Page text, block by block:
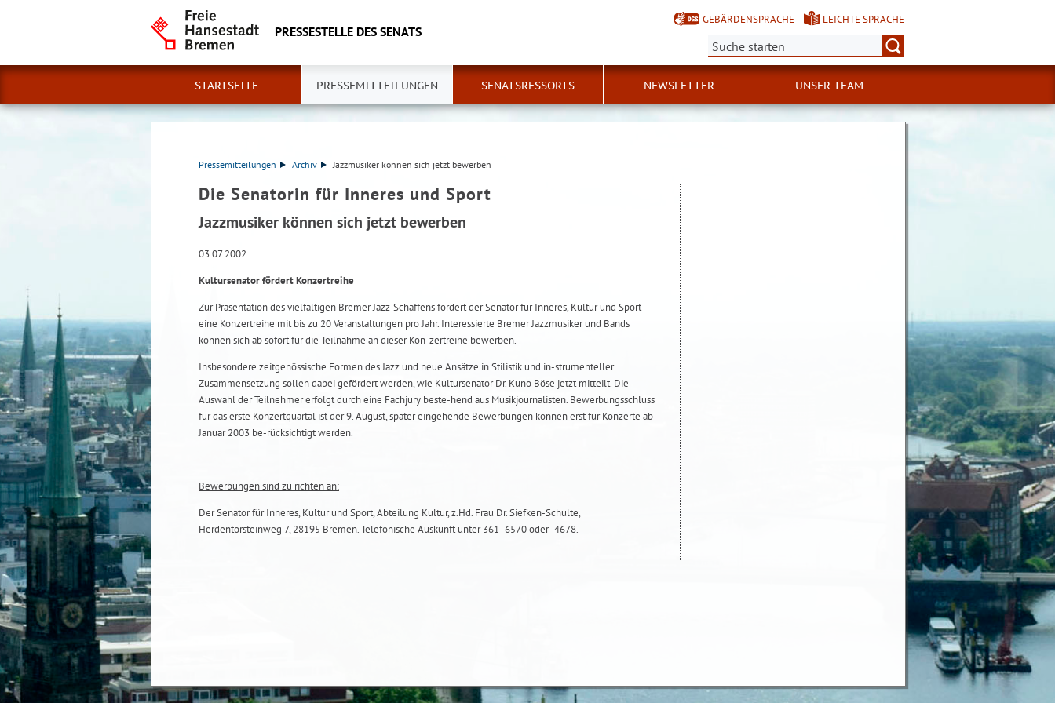
PRESSESTELLE DES SENATS
GEBÄRDENSPRACHE
LEICHTE SPRACHE
Suche:
STARTSEITE PRESSEMITTEILUNGEN SENATSRESSORTS NEWSLETTER UNSER TEAM
Pressemitteilungen Archiv Jazzmusiker können sich jetzt bewerben
Die Senatorin für Inneres und Sport
Jazzmusiker können sich jetzt bewerben
03.07.2002
Kultursenator fördert Konzertreihe
Zur Präsentation des vielfältigen Bremer Jazz-Schaffens fördert der Senator für Inneres, Kultur und Sport
eine Konzertreihe mit bis zu 20 Veranstaltungen pro Jahr. Interessierte Bremer Jazzmusiker und Bands
können sich ab sofort für die Teilnahme an dieser Kon-zertreihe bewerben.
Insbesondere zeitgenössische Formen des Jazz und neue Ansätze in Stilistik und in-strumenteller
Zusammensetzung sollen dabei gefördert werden, wie Kultursenator Dr. Kuno Böse jetzt mitteilt. Die
Auswahl der Teilnehmer erfolgt durch eine Fachjury beste-hend aus Musikjournalisten. Bewerbungsschluss
für das erste Konzertquartal ist der 9. August, später eingehende Bewerbungen können erst für Konzerte ab
Januar 2003 be-rücksichtigt werden.
Bewerbungen sind zu richten an:
Der Senator für Inneres, Kultur und Sport, Abteilung Kultur, z.Hd. Frau Dr. Siefken-Schulte,
Herdentorsteinweg 7, 28195 Bremen. Telefonische Auskunft unter 361 -6570 oder -4678.